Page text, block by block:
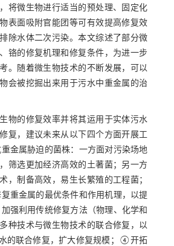
将微生物进行适当的预处理、固定化
表面吸附官能团等可有效提高修复效
除水体二次污染。本文综述了部分微
铬的修复机理和修复条件，为进一步
。随着微生物技术的不断发展，可以
会被挖掘出来用于污水中重金属的治
物的修复效率并将其运用于实体污水
复，建议未来从以下四个方面开展工
金属胁迫的菌株：一方面对污染场地
筛选更加经济高效的土著菌；另一方
，制备高效，易生长繁殖的工程菌；
重金属的最优条件和作用机理，以提
强利用传统修复方法（物理、化学和
种技术与微生物技术的联合修复，以
的联合修复，扩大修复规模；④开拓